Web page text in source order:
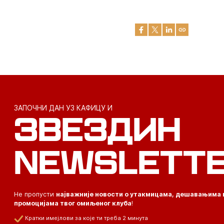
ЗАПОЧНИ ДАН УЗ КАФИЦУ И
ЗВЕЗДИН
Не пропусти најважније новости о утакмицама, дешавањима
промоцијама твог омиљеног клуба!
Кратки имејлови за које ти треба 2 минута